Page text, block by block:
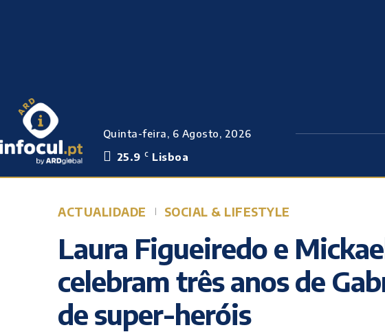
Quinta-feira, 6 Agosto, 2026
25.9 C Lisboa
ACTUALIDADE SOCIAL & LIFESTYLE
Laura Figueiredo e
celebram três anos de
de super-heróis